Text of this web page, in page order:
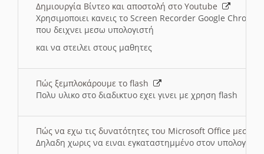
Δημιουργία Βίντεο και αποστολή στο Youtube
Χρησιμοποιει κανεις το Screen Recorder Google Chrome
που δειχνει μεσω υπολογιστή
και να στειλει στους μαθητες
Πώς ξεμπλοκάρουμε το flash
Πολυ υλικο στο διαδικτυο εχει γινει με χρηση flash
Πώς να εχω τις δυνατότητες του Microsoft Office μεσω
Δηλαδη χωρις να ειναι εγκαταστημμένο στον